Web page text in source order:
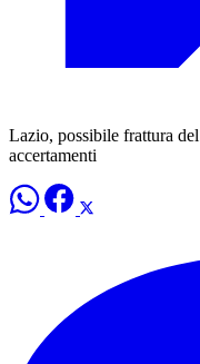
Lazio, possibile frattura
accertamenti